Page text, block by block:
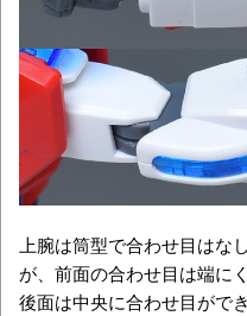
上腕は筒型で合わせ目はな
が、前面の合わせ目は端に
後面は中央に合わせ目がで